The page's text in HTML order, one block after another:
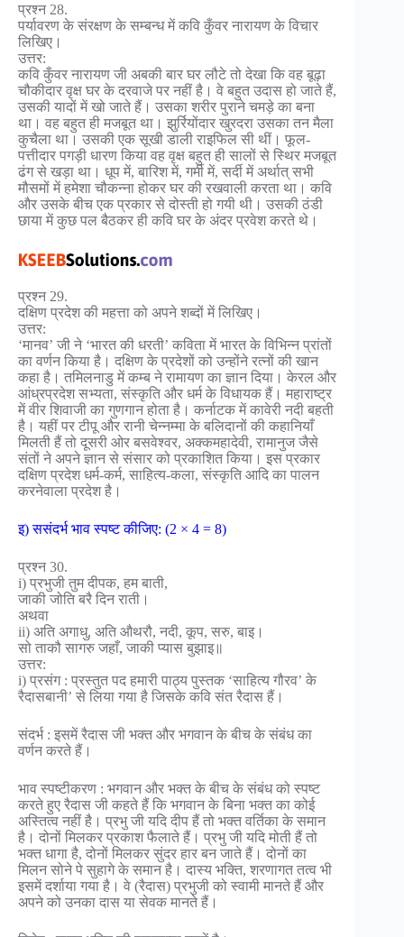
प्रश्न 28.
पर्यावरण के संरक्षण के सम्बन्ध में कवि कुँवर नारायण के विचार
लिखिए।
उत्तर:
कवि कुँवर नारायण जी अबकी बार घर लौटे तो देखा कि वह बूढ़ा
चौकीदार वृक्ष घर के दरवाजे पर नहीं है। वे बहुत उदास हो जाते हैं,
उसकी यादों में खो जाते हैं। उसका शरीर पुराने चमड़े का बना
था। वह बहुत ही मजबूत था। झुर्रियोंदार खुरदरा उसका तन मैला
कुचैला था। उसकी एक सूखी डाली राइफिल सी थीं। फूल-
पत्तीदार पगड़ी धारण किया वह वृक्ष बहुत ही सालों से स्थिर मजबूत
ढंग से खड़ा था। धूप में, बारिश में, गर्मी में, सर्दी में अर्थात् सभी
मौसमों में हमेशा चौकन्ना होकर घर की रखवाली करता था। कवि
और उसके बीच एक प्रकार से दोस्ती हो गयी थी। उसकी ठंडी
छाया में कुछ पल बैठकर ही कवि घर के अंदर प्रवेश करते थे।
प्रश्न 29.
दक्षिण प्रदेश की महत्ता को अपने शब्दों में लिखिए।
उत्तर:
‘मानव’ जी ने ‘भारत की धरती’ कविता में भारत के विभिन्न प्रांतों
का वर्णन किया है। दक्षिण के प्रदेशों को उन्होंने रत्नों की खान
कहा है। तमिलनाडु में कम्ब ने रामायण का ज्ञान दिया। केरल और
आंध्रप्रदेश सभ्यता, संस्कृति और धर्म के विधायक हैं। महाराष्ट्र
में वीर शिवाजी का गुणगान होता है। कर्नाटक में कावेरी नदी बहती
है। यहीं पर टीपू और रानी चेन्नम्मा के बलिदानों की कहानियाँ
मिलती हैं तो दूसरी ओर बसवेश्वर, अक्कमहादेवी, रामानुज जैसे
संतों ने अपने ज्ञान से संसार को प्रकाशित किया। इस प्रकार
दक्षिण प्रदेश धर्म-कर्म, साहित्य-कला, संस्कृति आदि का पालन
करनेवाला प्रदेश है।
इ) ससंदर्भ भाव स्पष्ट कीजिए: (2 × 4 = 8)
प्रश्न 30.
i) प्रभुजी तुम दीपक, हम बाती,
जाकी जोति बरै दिन राती।
अथवा
ii) अति अगाधु, अति औथरौ, नदी, कूप, सरु, बाइ।
सो ताकौ सागरु जहाँ, जाकी प्यास बुझाइ॥
उत्तर:
i) प्रसंग : प्रस्तुत पद हमारी पाठ्य पुस्तक ‘साहित्य गौरव’ के
रैदासबानी’ से लिया गया है जिसके कवि संत रैदास हैं।
संदर्भ : इसमें रैदास जी भक्त और भगवान के बीच के संबंध का
वर्णन करते हैं।
भाव स्पष्टीकरण : भगवान और भक्त के बीच के संबंध को स्पष्ट
करते हुए रैदास जी कहते हैं कि भगवान के बिना भक्त का कोई
अस्तित्व नहीं है। प्रभु जी यदि दीप हैं तो भक्त वर्तिका के समान
है। दोनों मिलकर प्रकाश फैलाते हैं। प्रभु जी यदि मोती हैं तो
भक्त धागा है, दोनों मिलकर सुंदर हार बन जाते हैं। दोनों का
मिलन सोने पे सुहागे के समान है। दास्य भक्ति, शरणागत तत्व भी
इसमें दर्शाया गया है। वे (रैदास) प्रभुजी को स्वामी मानते हैं और
अपने को उनका दास या सेवक मानते हैं।